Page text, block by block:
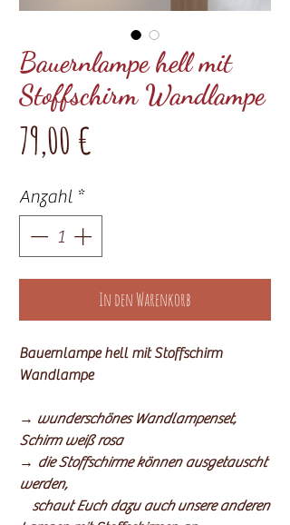
Bauernlampe hell mit
Stoffschirm Wandlampe
79,00 €
Anzahl *
In den Warenkorb
Bauernlampe hell mit Stoffschirm
Wandlampe
→ wunderschönes Wandlampenset,
Schirm weiß rosa
→ die Stoffschirme können ausgetauscht
werden,
schaut Euch dazu auch unsere anderen